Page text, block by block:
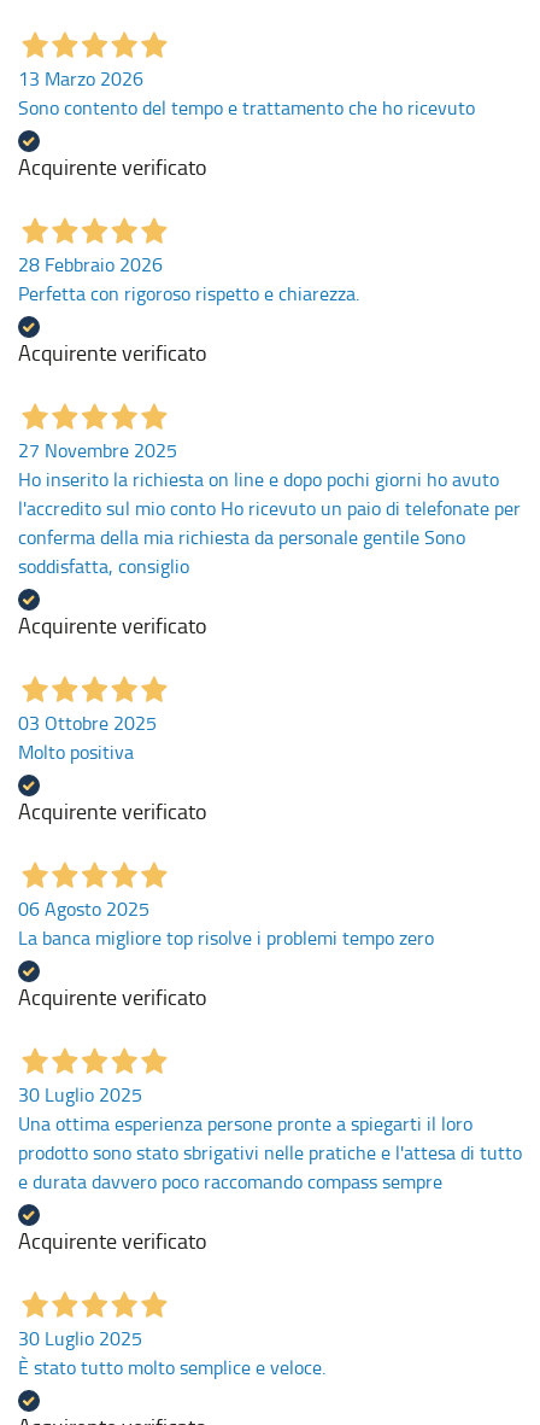
13 Marzo 2026
Sono contento del tempo e trattamento che ho ricevuto
Acquirente verificato
28 Febbraio 2026
Perfetta con rigoroso rispetto e chiarezza.
Acquirente verificato
27 Novembre 2025
Ho inserito la richiesta on line e dopo pochi giorni ho avuto
l'accredito sul mio conto Ho ricevuto un paio di telefonate per
conferma della mia richiesta da personale gentile Sono
soddisfatta, consiglio
Acquirente verificato
03 Ottobre 2025
Molto positiva
Acquirente verificato
06 Agosto 2025
La banca migliore top risolve i problemi tempo zero
Acquirente verificato
30 Luglio 2025
Una ottima esperienza persone pronte a spiegarti il loro
prodotto sono stato sbrigativi nelle pratiche e l'attesa di tutto
e durata davvero poco raccomando compass sempre
Acquirente verificato
30 Luglio 2025
È stato tutto molto semplice e veloce.